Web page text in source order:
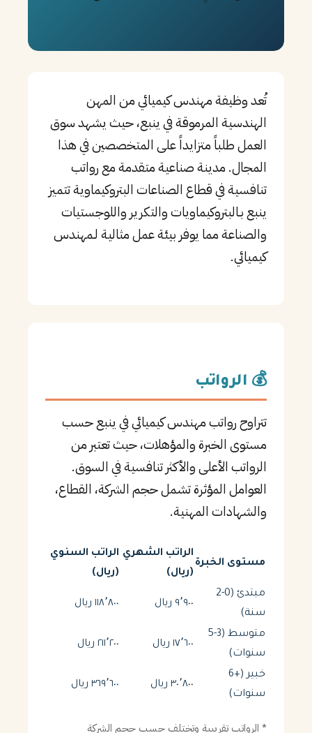
تُعد وظيفة مهندس كيميائي من المهن
الهندسية المرموقة في ينبع، حيث يشهد سوق
العمل طلباً متزايداً على المتخصصين في هذا
المجال. مدينة صناعية متقدمة مع رواتب
تنافسية في قطاع الصناعات البتروكيماوية تتميز
ينبع بـالبتروكيماويات والتكرير واللوجستيات
والصناعة مما يوفر بيئة عمل مثالية لـمهندس
كيميائي.
💰 الرواتب
تتراوح رواتب مهندس كيميائي في ينبع حسب
مستوى الخبرة والمؤهلات، حيث تعتبر من
الرواتب الأعلى والأكثر تنافسية في السوق.
العوامل المؤثرة تشمل حجم الشركة، القطاع،
والشهادات المهنية.
مستوى الخبرة
الراتب الشهري
(ريال)
الراتب السنوي
(ريال)
مبتدئ (0-2
سنة)
٩٬٩٠٠ ريال ١١٨٬٨٠٠ ريال
متوسط (3-5
سنوات)
١٧٬٦٠٠ ريال ٢١١٬٢٠٠ ريال
خبير (+6
سنوات)
٣٠٬٨٠٠ ريال ٣٦٩٬٦٠٠ ريال
* الرواتب تقريبية وتختلف حسب حجم الشركة